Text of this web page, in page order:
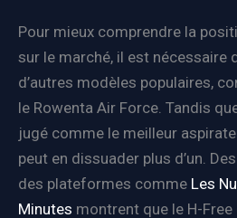
Pour mieux comprendre la
sur le marché, il est nécessaire
d’autres modèles populaires,
le Rowenta Air Force. Tandis
jugé comme le meilleur
peut en dissuader plus d’un.
des plateformes comme Les
Minutes montrent que le H-